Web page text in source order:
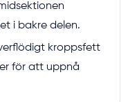
i bakre delen.
kroppsfett
för att uppnå